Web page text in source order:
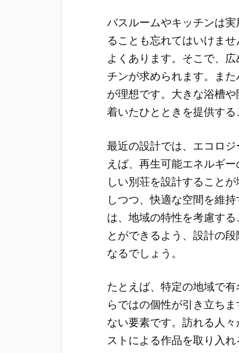
バスルームやキッチンは
ることも忘れてはいけま
よくあります。そこで、
チンが求められます。ま
が理想です。大きな浴槽
着いたひとときを提供する
最近の設計では、エコロ
えば、再生可能エネルギ
しい別荘を設計すること
しつつ、快適な空間を維
は、地域の特性を考慮す
とができるよう、設計の
なるでしょう。
たとえば、特定の地域で
らではの個性が引き立ち
ない要素です。訪れる人
ストによる作品を取り入